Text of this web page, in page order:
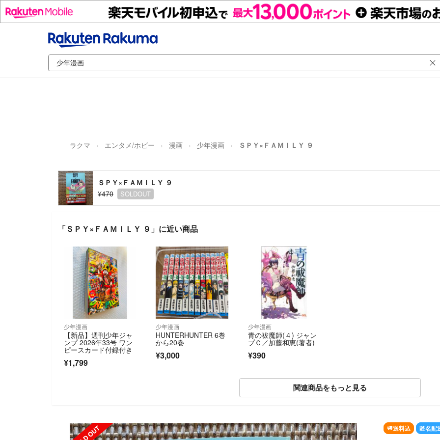
ラクマ エンタメ/ホビー 漫画 少年漫画 ＳＰＹ×ＦＡＭＩＬＹ ９
ＳＰＹ×ＦＡＭＩＬＹ ９
¥470
SOLDOUT
「ＳＰＹ×ＦＡＭＩＬＹ ９」に近い商品
少年漫画
【新品】週刊少年ジャ
ンプ 2026年33号 ワン
ピースカード付録付き
¥1,799
少年漫画
HUNTERHUNTER 6巻
から20巻
¥3,000
少年漫画
青の祓魔師(４) ジャン
プＣ／加藤和恵(著者)
¥390
関連商品をもっと見る
SOLD OUT 送料込 匿名配